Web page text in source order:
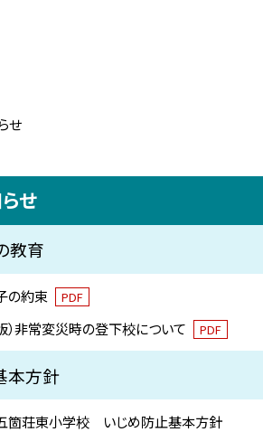
せ
せ
教育
の約束 PDF
）非常変災時の登下校について PDF
本方針
箇荘東小学校 いじめ防止基本方針